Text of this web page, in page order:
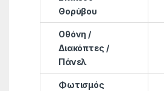
Θορύβου
Οθόνη /
Διακόπτες /
Πάνελ
Φωτισμός